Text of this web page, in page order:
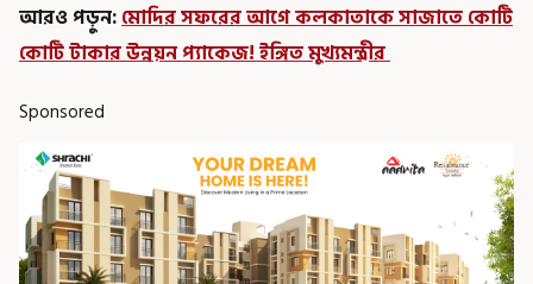
আরও পড়ুন:মোদির সফরের আগে কলকাতাকে সাজাতে কোটি
কোটি টাকার উন্নয়ন প্যাকেজ! ইঙ্গিত মুখ্যমন্ত্রীর
Sponsored